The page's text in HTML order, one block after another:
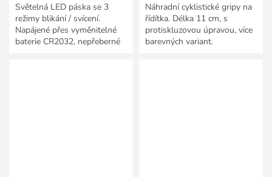
Světelná LED páska se 3
režimy blikání / svícení.
Napájené přes vyměnitelné
baterie CR2032, nepřeberné
Náhradní cyklistické gripy na
řídítka. Délka 11 cm, s
protiskluzovou úpravou, více
barevných variant.